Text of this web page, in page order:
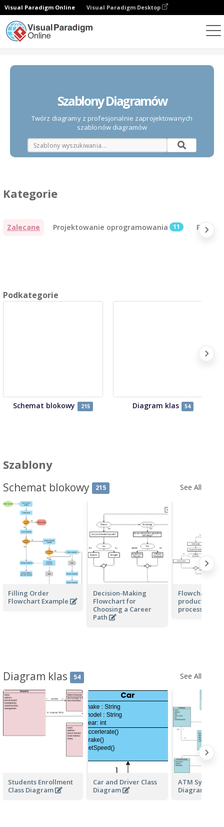
Visual Paradigm Online Visual Paradigm Desktop
Szablony Diagramów
Twórz diagramy z profesjonalnie zaprojektowanych
szablonów diagramów
Kategorie
Zalecane Projektowanie oprogramowania 11 Projekt
Podkategorie
Schemat blokowy 215 Diagram klas 54
Szablony
Schemat blokowy 215 See All
Filling Order
Flowchart Example
Decision-Making
Flowchart for
Choosing a Career
Path
Flowchart for
product
process
Diagram klas 54 See All
Students Enrollment
Class Diagram
Car and Driver Class
Diagram
ATM System
Diagrams